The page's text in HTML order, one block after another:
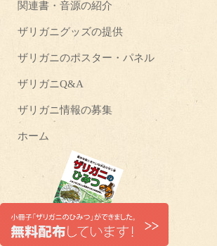
関連書・音源の紹介
ザリガニグッズの提供
ザリガニのポスター・パネル
ザリガニQ&A
ザリガニ情報の募集
ホーム